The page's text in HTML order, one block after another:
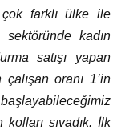
çok farklı ülke ile
kadın
satışı yapan
çalışan oranı 1’in
başlayabileceğimiz
kolları sıvadık. İlk